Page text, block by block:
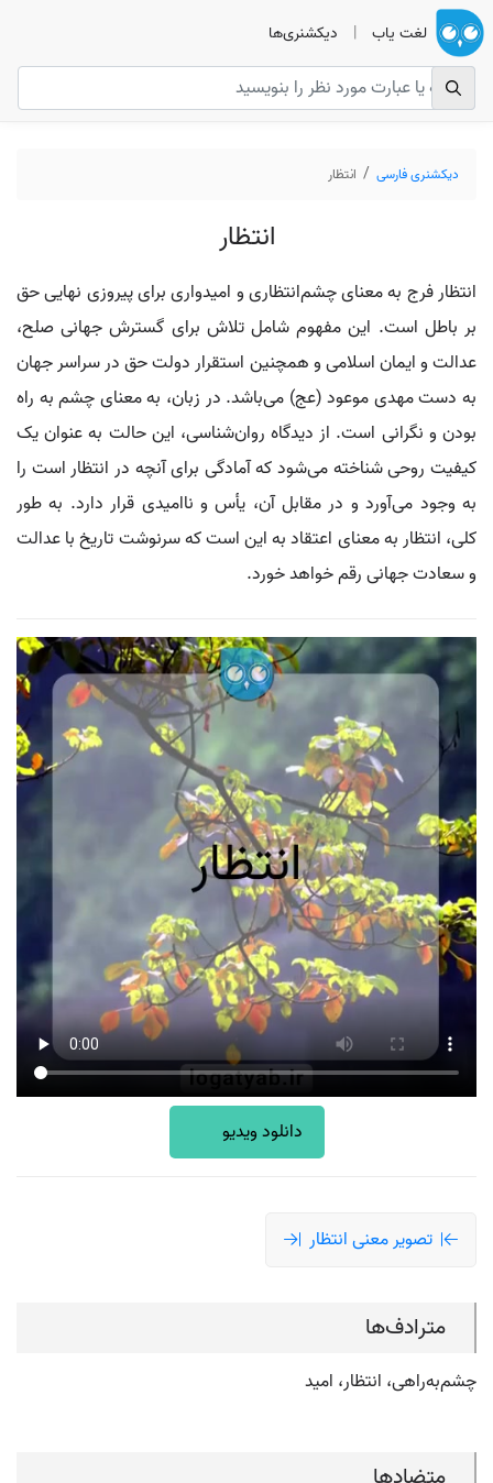
لغت یاب | دیکشنری‌ها
دیکشنری فارسی انتظار
انتظار
انتظار فرج به معنای چشم‌انتظاری و امیدواری برای پیروزی نهایی حق
بر باطل است. این مفهوم شامل تلاش برای گسترش جهانی صلح،
عدالت و ایمان اسلامی و همچنین استقرار دولت حق در سراسر جهان
به دست مهدی موعود (عج) می‌باشد. در زبان، به معنای چشم به راه
بودن و نگرانی است. از دیدگاه روان‌شناسی، این حالت به عنوان یک
کیفیت روحی شناخته می‌شود که آمادگی برای آنچه در انتظار است را
به وجود می‌آورد و در مقابل آن، یأس و ناامیدی قرار دارد. به طور
کلی، انتظار به معنای اعتقاد به این است که سرنوشت تاریخ با عدالت
و سعادت جهانی رقم خواهد خورد.
دانلود ویدیو
تصویر معنی انتظار
مترادف‌ها
چشم‌به‌راهی، انتظار، امید